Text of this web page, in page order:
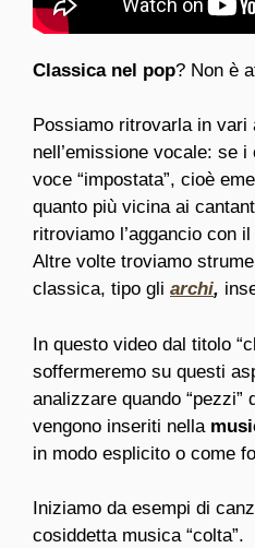
Classica nel pop? Non è
Possiamo ritrovarla in vari
nell’emissione vocale: se
voce “impostata”, cioè
quanto più vicina ai
ritroviamo l’aggancio con
Altre volte troviamo
classica, tipo gli archi,
In questo video dal titolo
soffermeremo su questi
analizzare quando “pezzi”
vengono inseriti nella
in modo esplicito o come
Iniziamo da esempi di
cosiddetta musica “colta”.